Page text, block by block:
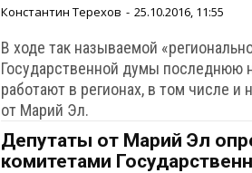
Константин Терехов - 25.10.2016, 11:55
В ходе так называемой
Государственной думы последнюю
работают в регионах, в том числе и
от Марий Эл.
Депутаты от Марий Эл
комитетами